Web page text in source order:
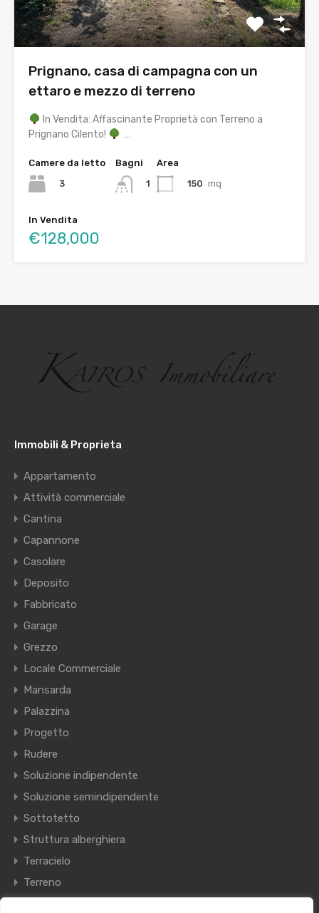
Prignano, casa di campagna con un
ettaro e mezzo di terreno
In Vendita: Affascinante Proprietà con Terreno a
Prignano Cilento!
…
Camere da letto
3
Bagni
1
Area
150 mq
In Vendita
€128,000
Immobili & Proprieta
Appartamento
Attività commerciale
Cantina
Capannone
Casolare
Deposito
Fabbricato
Garage
Grezzo
Locale Commerciale
Mansarda
Palazzina
Progetto
Rudere
Soluzione indipendente
Soluzione semindipendente
Sottotetto
Struttura alberghiera
Terracielo
Terreno